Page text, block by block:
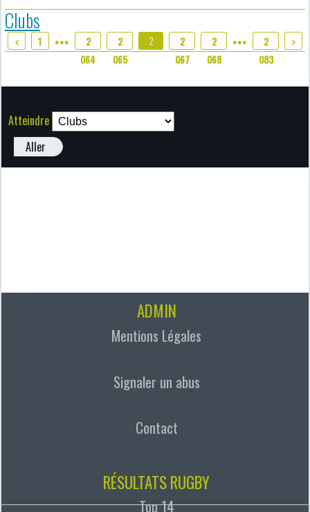
Clubs
1 ●●●
2
064
2
065
2
2
067
2
068
●●●
2
083
Atteindre
Aller
ADMIN
Mentions Légales
Signaler un abus
Contact
RÉSULTATS RUGBY
Top 14